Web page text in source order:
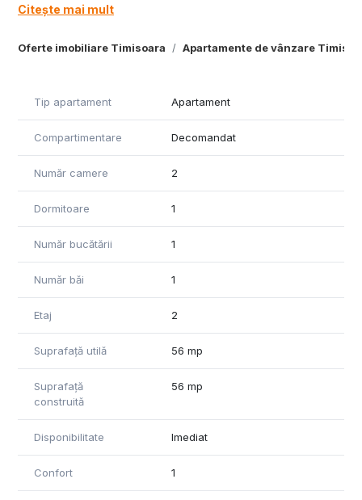
Oferte imobiliare Timisoara Apartamente de vânzare
ID 9354
Citește mai mult
Tip apartament Apartament
Compartimentare Decomandat
Număr camere 2
Dormitoare 1
Număr bucătării 1
Număr băi 1
Etaj 2
Suprafață utilă 56 mp
Suprafață
construită
56 mp
Disponibilitate Imediat
Confort 1